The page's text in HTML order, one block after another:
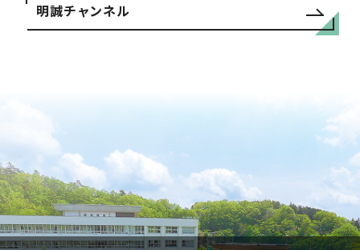
明誠チャンネル